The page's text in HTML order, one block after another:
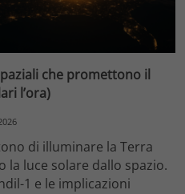
che promettono il
l’ora)
di illuminare la Terra
luce solare dallo spazio.
1 e le implicazioni